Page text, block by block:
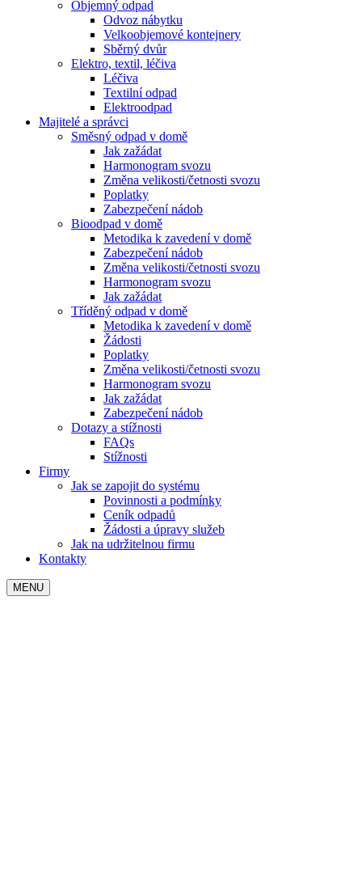
Objemný odpad
Odvoz nábytku
Velkoobjemové kontejnery
Sběrný dvůr
Elektro, textil, léčiva
Léčiva
Textilní odpad
Elektroodpad
Majitelé a správci
Směsný odpad v domě
Jak zažádat
Harmonogram svozu
Změna velikosti/četnosti svozu
Poplatky
Zabezpečení nádob
Bioodpad v domě
Metodika k zavedení v domě
Zabezpečení nádob
Změna velikosti/četnosti svozu
Harmonogram svozu
Jak zažádat
Tříděný odpad v domě
Metodika k zavedení v domě
Žádosti
Poplatky
Změna velikosti/četnosti svozu
Harmonogram svozu
Jak zažádat
Zabezpečení nádob
Dotazy a stížnosti
FAQs
Stížnosti
Firmy
Jak se zapojit do systému
Povinnosti a podmínky
Ceník odpadů
Žádosti a úpravy služeb
Jak na udržitelnou firmu
Kontakty
MENU